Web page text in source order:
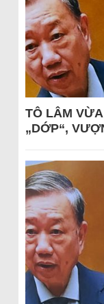
TÔ LÂM
„DỚP“,